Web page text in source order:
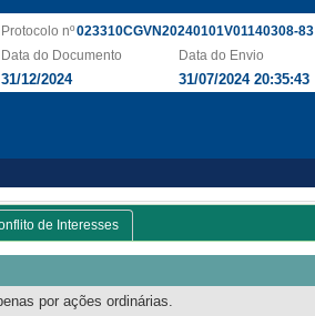
Protocolo nº023310CGVN20240101V01140308-83
Data do Documento
31/12/2024
Data do Envio
31/07/2024 20:35:43